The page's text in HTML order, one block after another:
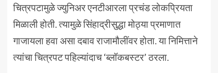
चित्रपटामुळे ज्युनिअर एनटीआरला प्रचंड लोकप्रियता
मिळाली होती. त्यामुळे सिंहाद्रीसुद्धा मोठ्या प्रमाणात
गाजायला हवा असा दबाव राजामौलींवर होता. या निमित्ताने
त्यांचा चित्रपट पहिल्यांदाच ‘ब्लॉकबस्टर’ ठरला.